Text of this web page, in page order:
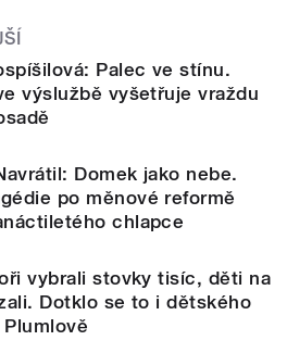
Palec ve stínu.
výslužbě vyšetřuje vraždu
Domek jako nebe.
po měnové reformě
chlapce
vybrali stovky tisíc, děti na
Dotklo se to i dětského